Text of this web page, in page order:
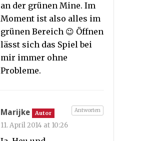
an der grünen Mine. Im
Moment ist also alles im
grünen Bereich 😉 Öffnen
lässt sich das Spiel bei
mir immer ohne
Probleme.
Marijke Autor
11. April 2014 at 10:26
Antworten